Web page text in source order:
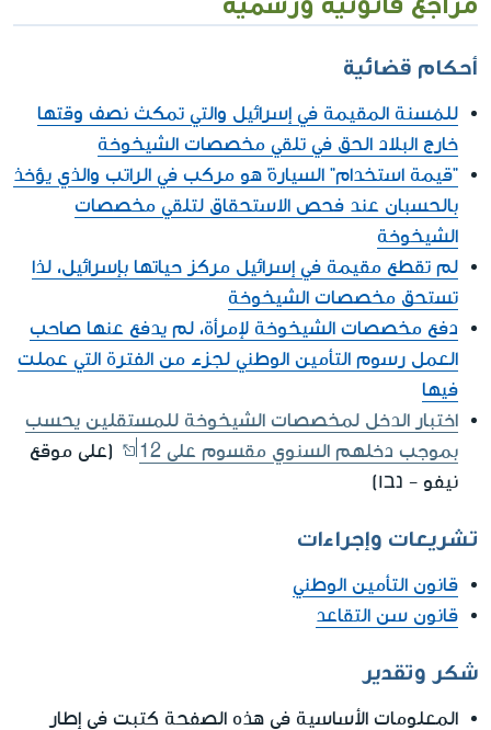
أحكام قضائية
للمُسنة المقيمة في إسرائيل والتي تمكث نصف وقتها
خارج البلاد الحق في تلقي مخصصات الشيخوخة
"قيمة استخدام" السيارة' هو مركب في الراتب والذي يؤخذ
بالحسبان عند فحص الاستحقاق لتلقي مخصصات
الشيخوخة
لم تقطع مقيمة في إسرائيل مركز حياتها بإسرائيل، لذا
تستحق مخصصات الشيخوخة
دفع مخصصات الشيخوخة لإمرأة، لم يدفع عنها صاحب
العمل رسوم التأمين الوطني لجزء من الفترة التي عملت
فيها
اختبار الدخل لمخصصات الشيخوخة للمستقلين يحسب
بموجب دخلهم السنوي مقسوم على 12
(على موقع
نيفو - נבו)
تشريعات وإجراءات
قانون التأمين الوطني
قانون سن التقاعد
شكر وتقدير
المعلومات الأساسية في هذه الصفحة كتبت في إطار